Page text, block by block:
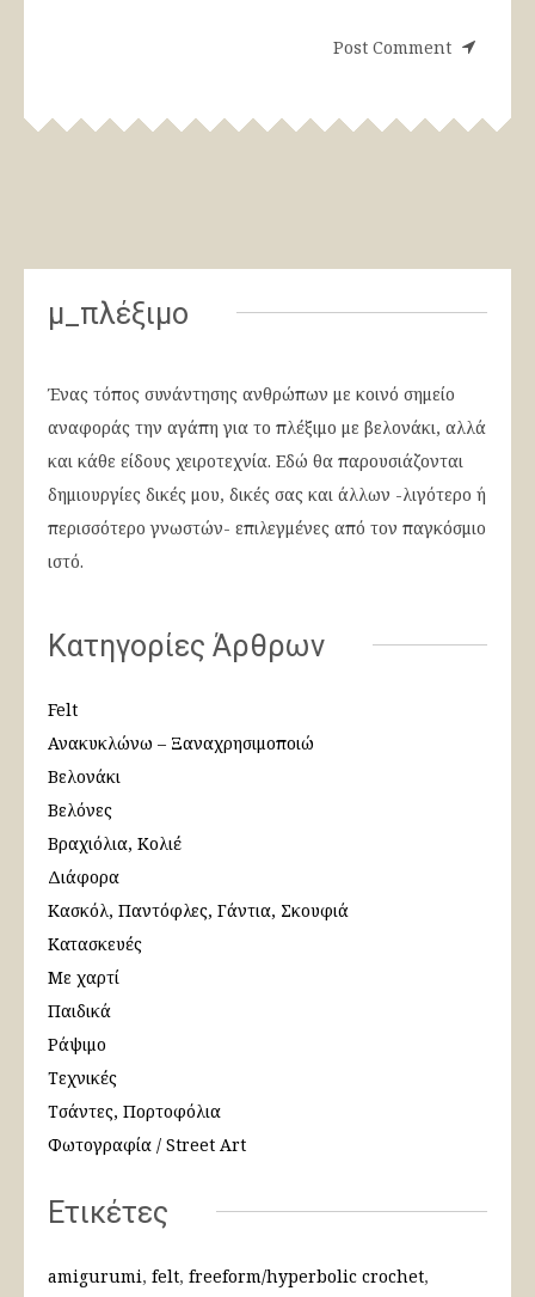
μ_πλέξιμο
Ένας τόπος συνάντησης ανθρώπων με κοινό σημείο
αναφοράς την αγάπη για το πλέξιμο με βελονάκι, αλλά
και κάθε είδους χειροτεχνία. Εδώ θα παρουσιάζονται
δημιουργίες δικές μου, δικές σας και άλλων -λιγότερο ή
περισσότερο γνωστών- επιλεγμένες από τον παγκόσμιο
ιστό.
Κατηγορίες Άρθρων
Felt
Ανακυκλώνω – Ξαναχρησιμοποιώ
Βελονάκι
Βελόνες
Βραχιόλια, Κολιέ
Διάφορα
Κασκόλ, Παντόφλες, Γάντια, Σκουφιά
Κατασκευές
Με χαρτί
Παιδικά
Ράψιμο
Τεχνικές
Τσάντες, Πορτοφόλια
Φωτογραφία / Street Art
Ετικέτες
amigurumi felt freeform/hyperbolic crochet